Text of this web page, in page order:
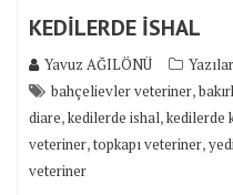
KEDİLERDE İSHAL
Yavuz AĞILÖNÜ
bahçelievler veteriner,
diare,kedilerde ishal,kedilerde
veteriner,topkapı veteriner,
veteriner